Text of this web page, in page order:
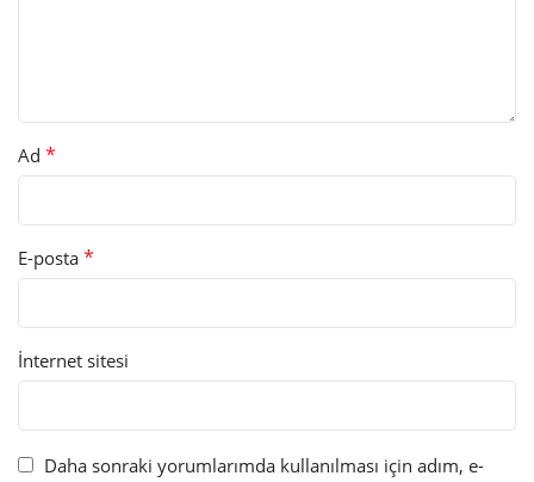
Ad *
E-posta *
İnternet sitesi
Daha sonraki yorumlarımda kullanılması için adım, e-